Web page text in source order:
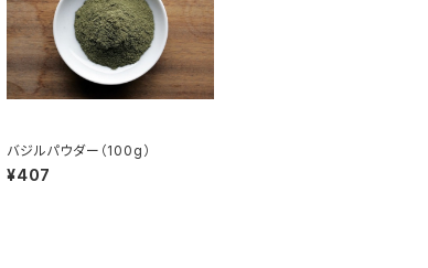
バジルパウダー（100g）
¥407